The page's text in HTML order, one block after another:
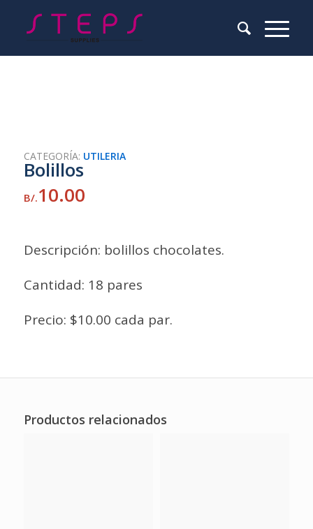
CATEGORÍA: UTILERIA
Bolillos
B/.10.00
Descripción: bolillos chocolates.
Cantidad: 18 pares
Precio: $10.00 cada par.
Productos relacionados